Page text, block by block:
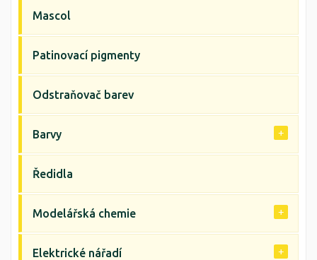
Mascol
Patinovací pigmenty
Odstraňovač barev
Barvy
Ředidla
Modelářská chemie
Elektrické nářadí